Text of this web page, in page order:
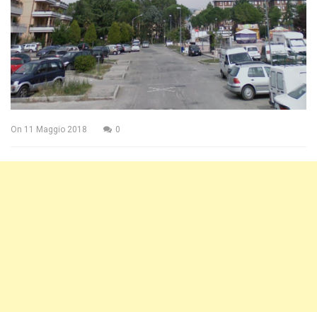
On 11 Maggio 2018 0